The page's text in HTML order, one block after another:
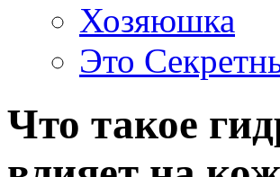
Хозяюшка
Это
Что такое